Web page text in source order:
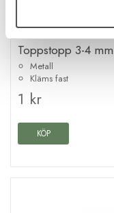
Nobrand
Toppstopp 3-4
Metall
Kläms fast
1 kr
KÖP